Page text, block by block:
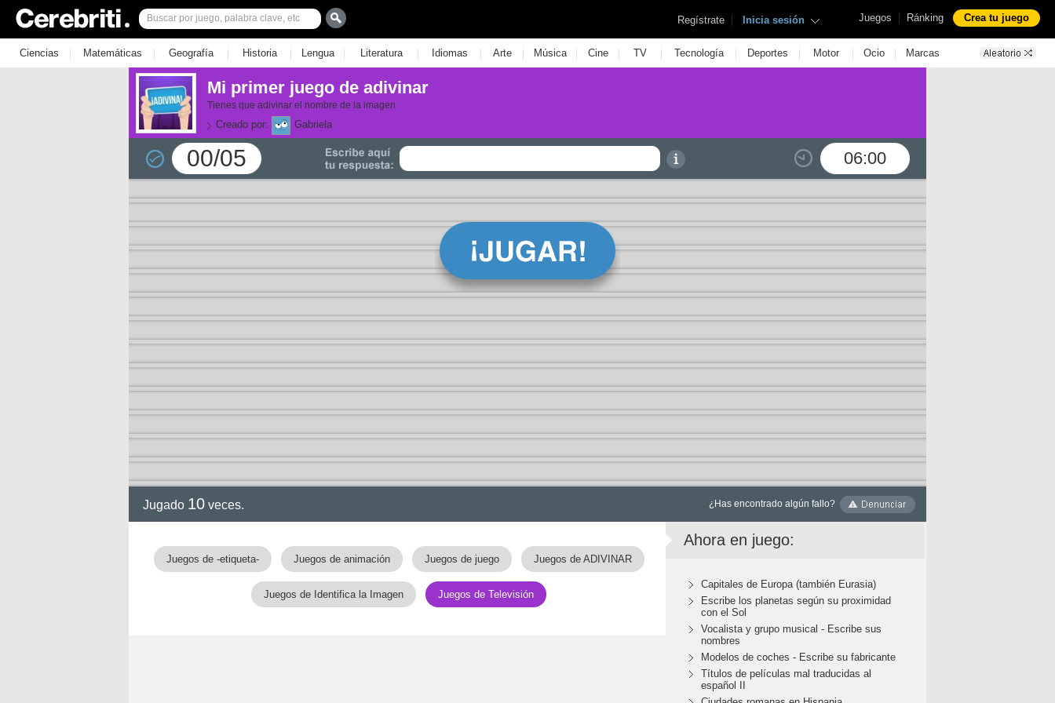
Juegos | Ránking Crea tu juego
Regístrate | Inicia sesión
Ciencias | Matemáticas | Geografía | Historia | Lengua | Literatura | Idiomas | Arte | Música | Cine | TV | Tecnología | Deportes | Motor | Ocio | Marcas
Mi primer juego de adivinar
Tienes que adivinar el nombre de la imagen
Creado por: Gabriela
00/05 06:00
Jugado 10 veces. ¿Has encontrado algún fallo?
Juegos de -etiqueta- Juegos de animación Juegos de juego Juegos de ADIVINAR
Juegos de Identifica la Imagen Juegos de Televisión
Ahora en juego:
Capitales de Europa (también Eurasia)
Escribe los planetas según su proximidad
con el Sol
Vocalista y grupo musical - Escribe sus
nombres
Modelos de coches - Escribe su fabricante
Títulos de películas mal traducidas al
español II